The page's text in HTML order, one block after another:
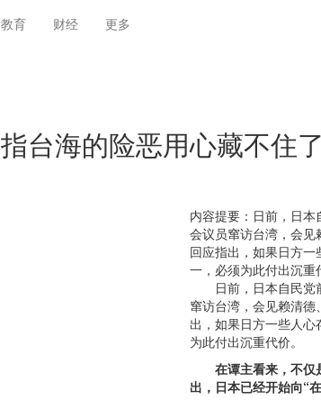
教育 财经 更多
台海的险恶用心藏不住了
内容提要： 日前，日
会议员窜访台湾，会
回应指出，如果日方
一，必须为此付出沉重
日前，日本自民
窜访台湾，会见赖清
出，如果日方一些人
为此付出沉重代价。
在谭主看来，不仅
出，日本已经开始向“